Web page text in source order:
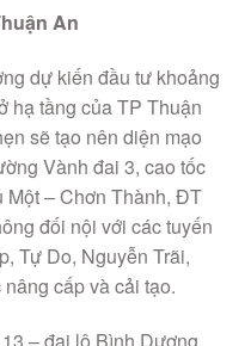
An
dự kiến đầu tư khoảng
hạ tầng của TP Thuận
sẽ tạo nên diện mạo
Vành đai 3, cao tốc
Một – Chơn Thành, ĐT
đối nội với các tuyến
Tự Do, Nguyễn Trãi,
cấp và cải tạo.